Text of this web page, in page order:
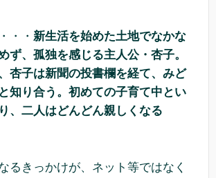
・・・ 新生活を始めた土地でなかな
ず、孤独を感じる主人公・杏子。
杏子は新聞の投書欄を経て、みど
知り合う。初めての子育て中とい
、二人はどんどん親しくなる
るきっかけが、ネット等ではなく